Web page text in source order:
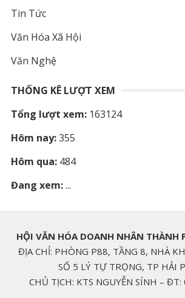
Tin Tức
Văn Hóa Xã Hội
Văn Nghệ
THỐNG KÊ LƯỢT XEM
Tổng lượt xem:163124
Hôm nay:355
Hôm qua:484
Đang xem:...
HỘI VĂN HÓA DOANH NHÂN THÀNH
ĐỊA CHỈ: PHÒNG P88, TẦNG 8, NHÀ
SỐ 5 LÝ TỰ TRỌNG, TP HẢI
CHỦ TỊCH: KTS NGUYỄN SÍNH –